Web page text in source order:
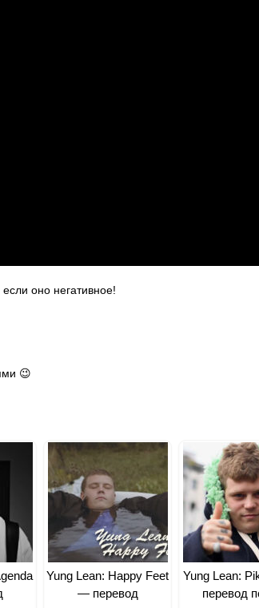
оно негативное!
😉
Yung Lean: Happy Feet
— перевод
Yung Lean:
перевод